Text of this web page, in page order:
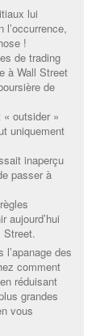
lui
l’occurrence,
!
de trading
à Wall Street
de
« outsider »
uniquement
inaperçu
passer à
aujourd’hui
Street.
des
comment
réduisant
grandes
vous